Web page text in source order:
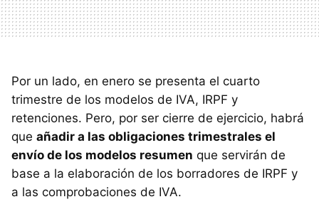
Por un lado, en enero se presenta el cuarto
trimestre de los modelos de IVA, IRPF y
retenciones. Pero, por ser cierre de ejercicio, habrá
que añadir a las obligaciones trimestrales el
envío de los modelos resumen que servirán de
base a la elaboración de los borradores de IRPF y
a las comprobaciones de IVA.